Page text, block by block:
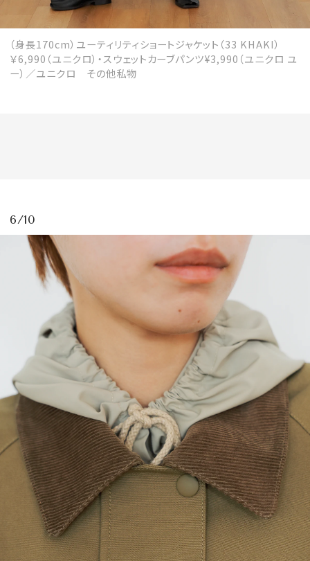
（身長170cm）ユーティリティショートジャケット（33 KHAKI）
￥6,990（ユニクロ）・スウェットカーブパンツ¥3,990（ユニクロ ユ
ー）／ユニクロ その他私物
6/10